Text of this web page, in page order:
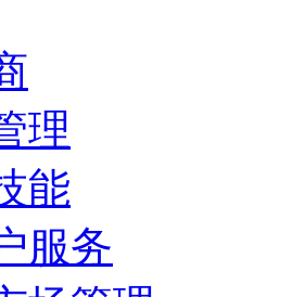
理
能
服务